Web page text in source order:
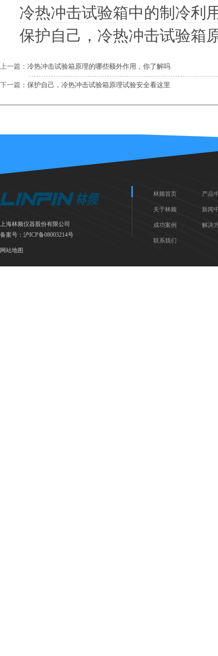
冷热冲击试验箱中的制冷利
保护自己，冷热冲击试验箱
上一篇： 冷热冲击试验箱原理的哪些额外作用，你了解吗
下一篇： 保护自己，冷热冲击试验箱原理试验安全看这里
上海林频仪器股份有限公司
备案号： 沪ICP备08003214号
网站地图
林频首页 产品
关于林频 新闻
成功案例 解决
联系我们